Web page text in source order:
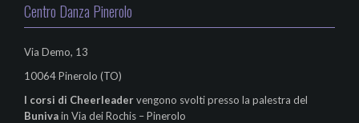
Centro Danza Pinerolo
Via Demo, 13
10064 Pinerolo (TO)
I corsi di Cheerleadervengono svolti presso la palestra del
Bunivain Via dei Rochis – Pinerolo